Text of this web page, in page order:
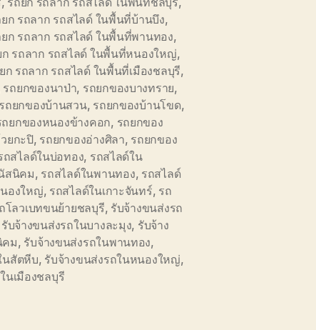
ก รถลาก รถสไลด์ ในพื้นที่บ้านบึง,
ยก รถลาก รถสไลด์ ในพื้นที่พานทอง,
ก รถลาก รถสไลด์ ในพื้นที่หนองใหญ่,
ก รถลาก รถสไลด์ ในพื้นที่เมืองชลบุรี,
รถยกของนาป่า, รถยกของบางทราย,
รถยกของบ้านสวน, รถยกของบ้านโขด,
ถยกของหนองข้างคอก, รถยกของ
ยกะปิ, รถยกของอ่างศิลา, รถยกของ
ถสไลด์ในบ่อทอง, รถสไลด์ใน
สนิคม, รถสไลด์ในพานทอง, รถสไลด์
องใหญ่, รถสไลด์ในเกาะจันทร์, รถ
โลวเบทขนย้ายชลบุรี, รับจ้างขนส่งรถ
รับจ้างขนส่งรถในบางละมุง, รับจ้าง
คม, รับจ้างขนส่งรถในพานทอง,
นสัตหีบ, รับจ้างขนส่งรถในหนองใหญ่,
นเมืองชลบุรี